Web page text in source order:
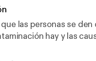
las personas se
hay y las